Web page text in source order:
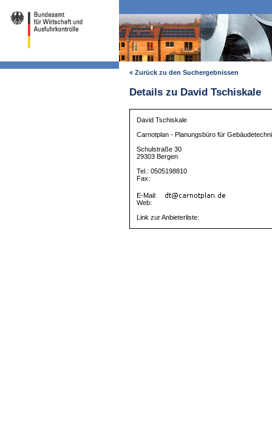
« Zurück zu den Suchergebnissen
Details zu David Tschiskale
David Tschiskale
Carnotplan - Planungsbüro für
Schulstraße 30
29303 Bergen
Tel.: 0505198810
Fax:
E-Mail:
Web:
Link zur Anbieterliste: